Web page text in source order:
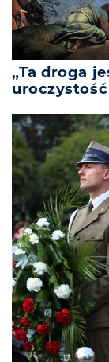
„Ta droga